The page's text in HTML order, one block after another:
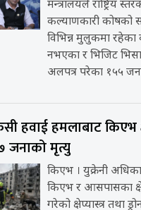
मन्त्रालयले राष्ट्रिय
कल्याणकारी कोषको
विभिन्न मुलुकमा रहेका
नभएका र भिजिट
अलपत्र परेका १५५
हवाई हमलाबाट किएभ
जनाको मृत्यु
किएभ । युक्रेनी
किएभ र आसपासका
गरेको क्षेप्यास्त्र तथा